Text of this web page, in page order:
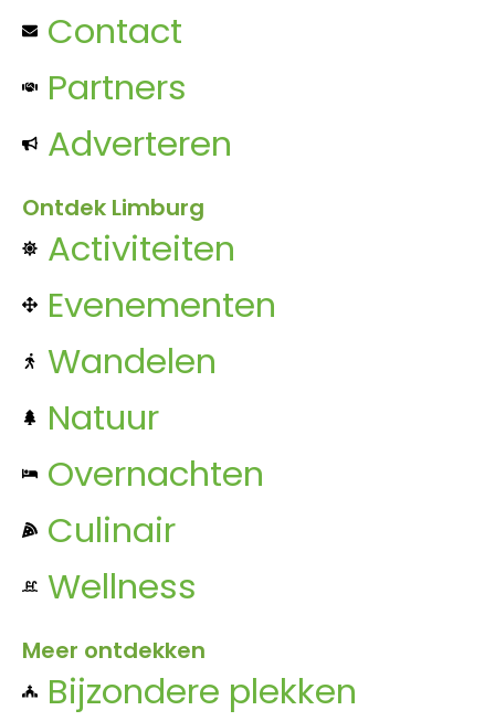
Contact
Partners
Adverteren
Ontdek Limburg
Activiteiten
Evenementen
Wandelen
Natuur
Overnachten
Culinair
Wellness
Meer ontdekken
Bijzondere plekken